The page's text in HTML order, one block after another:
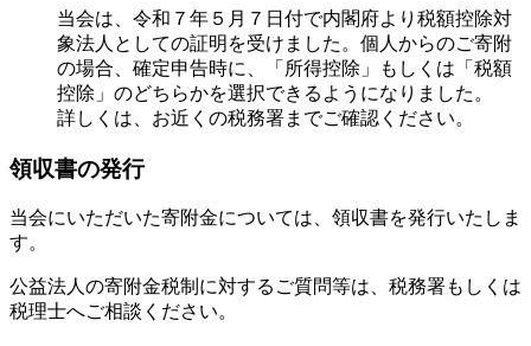
当会は、令和７年５月７日付で内閣府より税額控除対
象法人としての証明を受けました。個人からのご寄附
の場合、確定申告時に、「所得控除」もしくは「税額
控除」のどちらかを選択できるようになりました。
詳しくは、お近くの税務署までご確認ください。
領収書の発行
当会にいただいた寄附金については、領収書を発行いたしま
す。
公益法人の寄附金税制に対するご質問等は、税務署もしくは
税理士へご相談ください。